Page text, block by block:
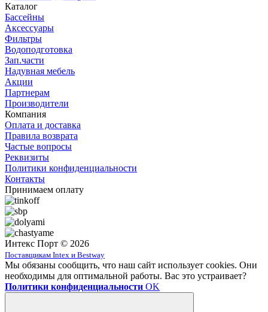
Каталог
Бассейны
Аксессуары
Фильтры
Водоподготовка
Зап.части
Надувная мебель
Акции
Партнерам
Производители
Компания
Оплата и доставка
Правила возврата
Частые вопросы
Реквизиты
Политики конфиденциальности
Контакты
Принимаем оплату
Интекс Порт © 2026
Поставщикам Intex и Bestway
Мы обязаны сообщить, что наш сайт использует cookies. Они
необходимы для оптимальной работы. Вас это устраивает?
Политики конфиденциальности OK